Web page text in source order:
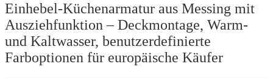
Einhebel-Küchenarmatur aus Messing mit
Ausziehfunktion – Deckmontage, Warm-
und Kaltwasser, benutzerdefinierte
Farboptionen für europäische Käufer